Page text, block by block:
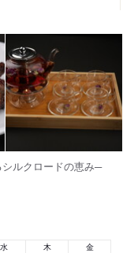
ルクロードの恵み─
水 木 金